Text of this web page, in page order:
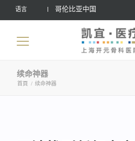
语言 哥伦比亚中国
续命神器
首頁 / 续命神器